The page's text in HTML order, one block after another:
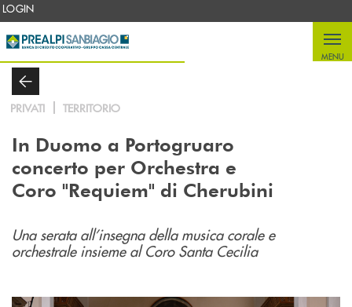
Salta al contenuto principale
LOGIN
MENU
PRIVATI TERRITORIO
In Duomo a Portogruaro
concerto per Orchestra e
Coro "Requiem" di Cherubini
Una serata all’insegna della musica corale e
orchestrale insieme al Coro Santa Cecilia